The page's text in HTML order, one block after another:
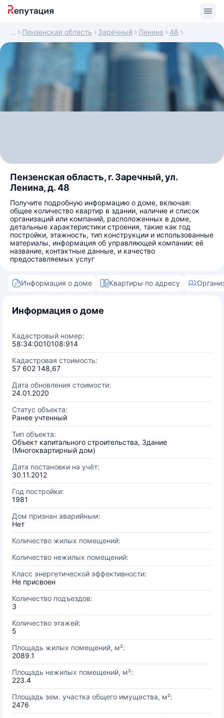
Пензенская область Заречный Ленина 48
Пензенская область, г. Заречный, ул.
Ленина, д. 48
Получите подробную информацию о доме, включая:
общее количество квартир в здании, наличие и список
организаций или компаний, расположенных в доме,
детальные характеристики строения, такие как год
постройки, этажность, тип конструкции и использованные
материалы, информация об управляющей компании: её
название, контактные данные, и качество
предоставляемых услуг
Информация о доме Квартиры по адресу
Информация о доме
Кадастровый номер:
58:34:0010108:914
Кадастровая стоимость:
57 602 148,67
Дата обновления стоимости:
24.01.2020
Статус объекта:
Ранее учтенный
Тип объекта:
Объект капитального строительства, Здание
(Многоквартирный дом)
Дата постановки на учёт:
30.11.2012
Год постройки:
1981
Дом признан аварийным:
Нет
Количество жилых помещений:
Количество нежилых помещений:
Класс энергетической эффективности:
Не присвоен
Количество подъездов:
3
Количество этажей:
5
Площадь жилых помещений, м²:
2089.1
Площадь нежилых помещений, м²:
223.4
Площадь зем. участка общего имущества, м²:
2476